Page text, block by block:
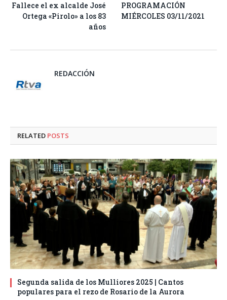
Fallece el ex alcalde José
Ortega «Pirolo» a los 83
años
PROGRAMACIÓN
MIÉRCOLES 03/11/2021
REDACCIÓN
RELATED POSTS
Segunda salida de los Mulliores 2025 | Cantos
populares para el rezo de Rosario de la Aurora